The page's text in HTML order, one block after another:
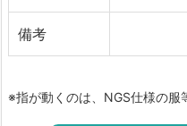
備考
※指が動くのは、NGS仕様の服